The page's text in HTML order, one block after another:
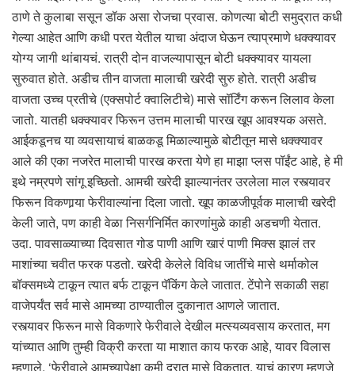
ठाणे ते कुलाबा ससून डॉक असा रोजचा प्रवास. कोणत्या बोटी समुद्रात कधी
गेल्या आहेत आणि कधी परत येतील याचा अंदाज घेऊन त्याप्रमाणे धक्क्यावर
योग्य जागी थांबायचं. रात्री दोन वाजल्यापासून बोटी धक्क्यावर यायला
सुरुवात होते. अडीच तीन वाजता मालाची खरेदी सुरु होते. रात्री अडीच
वाजता उच्च प्रतीचे (एक्सपोर्ट क्वालिटीचे) मासे सॉर्टिंग करून लिलाव केला
जातो. यातही धक्क्यावर फिरून उत्तम मालाची पारख खूप आवश्यक असते.
आईकडूनच या व्यवसायाचं बाळकडू मिळाल्यामुळे बोटीतून मासे धक्क्यावर
आले की एका नजरेत मालाची पारख करता येणे हा माझा प्लस पॉईंट आहे, हे मी
इथे नम्रपणे सांगू इच्छितो. आमची खरेदी झाल्यानंतर उरलेला माल रस्त्यावर
फिरून विकणार्‍या फेरीवाल्यांना दिला जातो. खूप काळजीपूर्वक मालाची खरेदी
केली जाते, पण काही वेळा निसर्गनिर्मित कारणांमुळे काही अडचणी येतात.
उदा. पावसाळ्याच्या दिवसात गोड पाणी आणि खारं पाणी मिक्स झालं तर
माशांच्या चवीत फरक पडतो. खरेदी केलेले विविध जातींचे मासे थर्माकोल
बॉक्समध्ये टाकून त्यात बर्फ टाकून पॅकिंग केले जातात. टेंपोने सकाळी सहा
वाजेपर्यंत सर्व मासे आमच्या ठाण्यातील दुकानात आणले जातात.
रस्त्यावर फिरून मासे विकणारे फेरीवाले देखील मत्स्यव्यवसाय करतात, मग
यांच्यात आणि तुम्ही विक्री करता या माशात काय फरक आहे, यावर विलास
म्हणाले, ‘फेरीवाले आमच्यापेक्षा कमी दरात मासे विकतात, याचं कारण म्हणजे